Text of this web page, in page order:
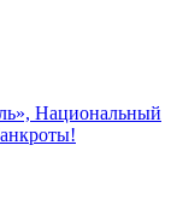
Национальный